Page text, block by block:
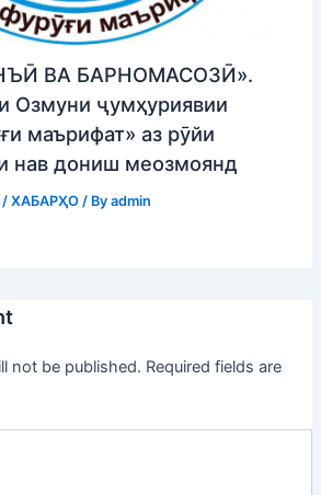
ВА БАРНОМАСОЗӢ».
Озмуни ҷумҳуриявии
маърифат» аз рӯйи
нав дониш меозмоянд
/ХАБАРҲО / Byadmin
not be published. Required fields are